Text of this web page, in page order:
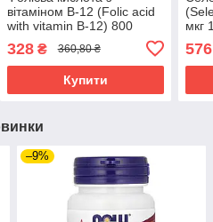
вітаміном В-12 (Folic acid
with vitamin B-12) 800
NOW-00476
328₴ 360,80 ₴
Купити
мкг
576
–9%